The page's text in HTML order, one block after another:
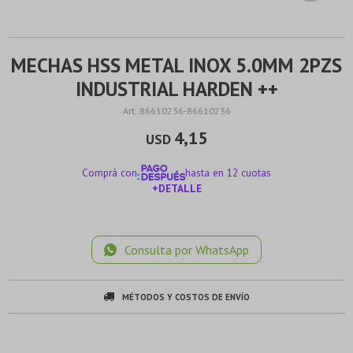
MECHAS HSS METAL INOX 5.0MM 2PZS
INDUSTRIAL HARDEN ++
86610236-86610236
USD 4,15
Comprá con
hasta en 12 cuotas
+DETALLE
Consulta por WhatsApp
MÉTODOS Y COSTOS DE ENVÍO